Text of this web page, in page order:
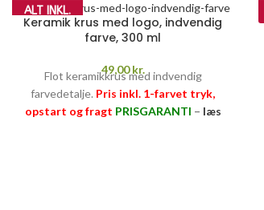
ALT INKL.
Keramik krus med logo, indvendig
farve, 300 ml
49,00kr.
Flot keramikkrus med indvendig
farvedetalje. Pris inkl. 1-farvet tryk,
opstart og fragt PRISGARANTI – læs